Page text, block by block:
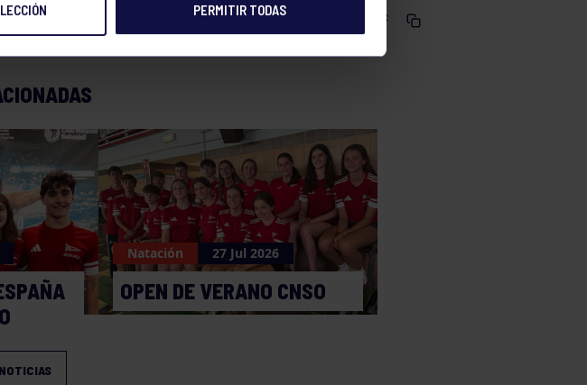
PERMITIR TODAS
Comparte
Natación 27 Jul 2026
OPEN DE VERANO CNSO